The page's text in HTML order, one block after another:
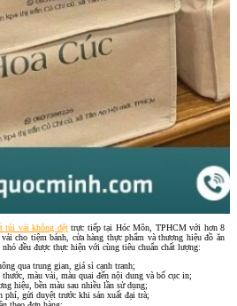
túi vải không dệttrực tiếp tại Hóc Môn, TPHCM với hơn 8
cho tiệm bánh, cửa hàng thực phẩm và thương hiệu đồ ăn
đều được thực hiện với cùng tiêu chuẩn chất lượng:
qua trung gian, giá sỉ cạnh tranh;
màu vải, màu quai đến nội dung và bố cục in;
hiệu, bền màu sau nhiều lần sử dụng;
phí, gửi duyệt trước khi sản xuất đại trà;